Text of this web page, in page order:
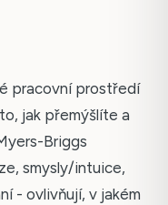
pracovní prostředí
jak přemýšlíte a
Briggs
smysly/intuice,
- ovlivňují, v jakém